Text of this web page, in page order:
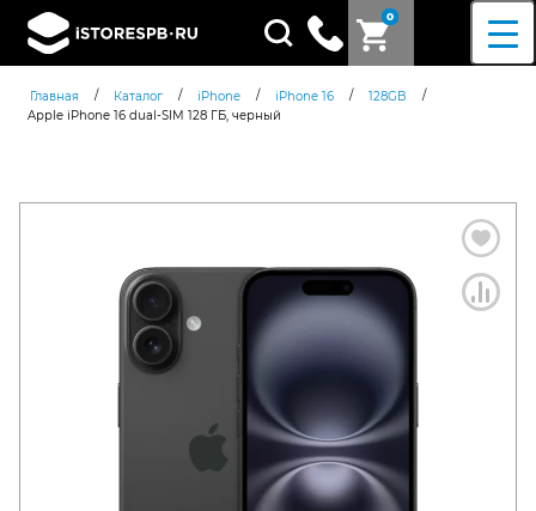
0
Поиск
товаров
Главная / Каталог / iPhone / iPhone 16 / 128GB
/
Apple iPhone 16 dual-SIM 128 ГБ, черный